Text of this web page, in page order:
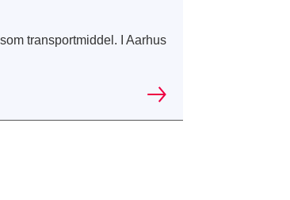
transportmiddel. I Aarhus